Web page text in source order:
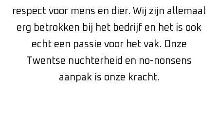
respect voor mens en dier. Wij zijn allemaal
erg betrokken bij het bedrijf en het is ook
echt een passie voor het vak. Onze
Twentse nuchterheid en no-nonsens
aanpak is onze kracht.